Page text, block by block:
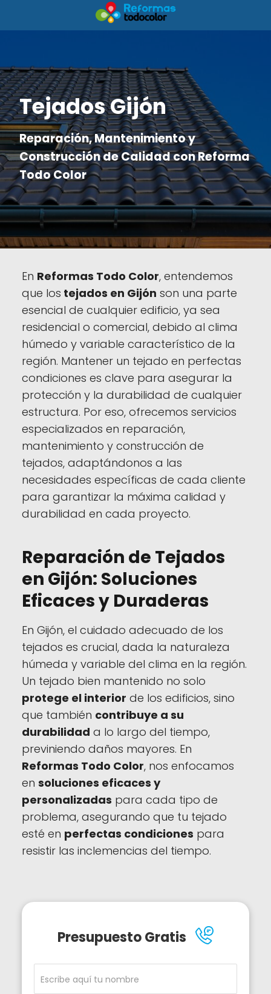
Tejados Gijón
Reparación, Mantenimiento y
Construcción de Calidad con Reforma
Todo Color
En Reformas Todo Color, entendemos
que los tejados en Gijón son una parte
esencial de cualquier edificio, ya sea
residencial o comercial, debido al clima
húmedo y variable característico de la
región. Mantener un tejado en perfectas
condiciones es clave para asegurar la
protección y la durabilidad de cualquier
estructura. Por eso, ofrecemos servicios
especializados en reparación,
mantenimiento y construcción de
tejados, adaptándonos a las
necesidades específicas de cada cliente
para garantizar la máxima calidad y
durabilidad en cada proyecto.
Reparación de Tejados
en Gijón: Soluciones
Eficaces y Duraderas
En Gijón, el cuidado adecuado de los
tejados es crucial, dada la naturaleza
húmeda y variable del clima en la región.
Un tejado bien mantenido no solo
protege el interior de los edificios, sino
que también contribuye a su
durabilidad a lo largo del tiempo,
previniendo daños mayores. En
Reformas Todo Color, nos enfocamos
en soluciones eficaces y
personalizadas para cada tipo de
problema, asegurando que tu tejado
esté en perfectas condiciones para
resistir las inclemencias del tiempo.
Presupuesto Gratis